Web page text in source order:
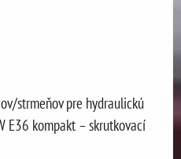
strmeňov pre hydraulickú
E36 kompakt – skrutkovací